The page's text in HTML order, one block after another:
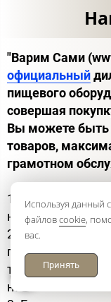
"Варим Сами
официальный
пищевого
совершая
Вы можете быть
товаров,
грамотном
1. Мы несем
нашем сайте.
2. Если
гарантируем
товара в течение
не
Используя данный
файловcookie,
вас.
Принять